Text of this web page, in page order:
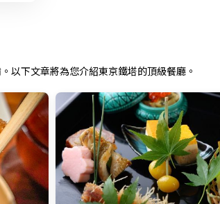
以下文章將為您介紹東京鐵塔的頂級餐廳。